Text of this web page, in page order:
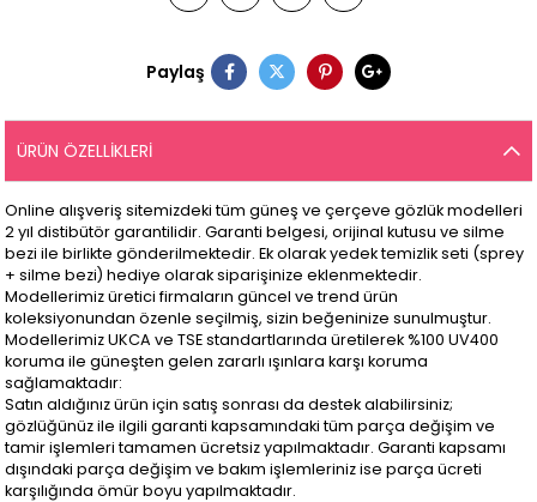
Paylaş
ÜRÜN ÖZELLIKLERI
Online alışveriş sitemizdeki tüm güneş ve çerçeve gözlük modelleri
2 yıl distibütör garantilidir. Garanti belgesi, orijinal kutusu ve silme
bezi ile birlikte gönderilmektedir. Ek olarak yedek temizlik seti (sprey
+ silme bezi) hediye olarak siparişinize eklenmektedir.
Modellerimiz üretici firmaların güncel ve trend ürün
koleksiyonundan özenle seçilmiş, sizin beğeninize sunulmuştur.
Modellerimiz UKCA ve TSE standartlarında üretilerek %100 UV400
koruma ile güneşten gelen zararlı ışınlara karşı koruma
sağlamaktadır:
Satın aldığınız ürün için satış sonrası da destek alabilirsiniz;
gözlüğünüz ile ilgili garanti kapsamındaki tüm parça değişim ve
tamir işlemleri tamamen ücretsiz yapılmaktadır. Garanti kapsamı
dışındaki parça değişim ve bakım işlemleriniz ise parça ücreti
karşılığında ömür boyu yapılmaktadır.